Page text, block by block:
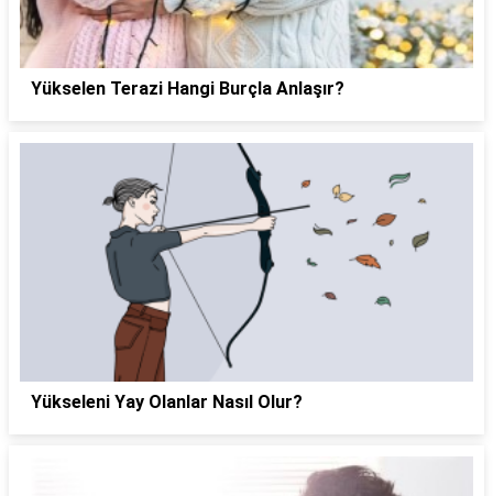
Yükselen Terazi Hangi Burçla Anlaşır?
Yükseleni Yay Olanlar Nasıl Olur?